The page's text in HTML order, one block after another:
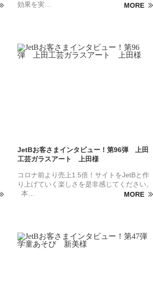
効果を実…
MORE
JetBお客さまインタビュー！第96弾 上田
工芸ガラスアート 上田様
コロナ前より売上1.5倍！サイトをJetBと作
り上げていく楽しさを是非感じてください。
本…
MORE